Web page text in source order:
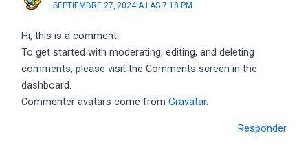
SEPTIEMBRE 27, 2024 A LAS 7:18 PM
Hi, this is a comment.
To get started with moderating, editing, and deleting
comments, please visit the Comments screen in the
dashboard.
Commenter avatars come fromGravatar.
Responder